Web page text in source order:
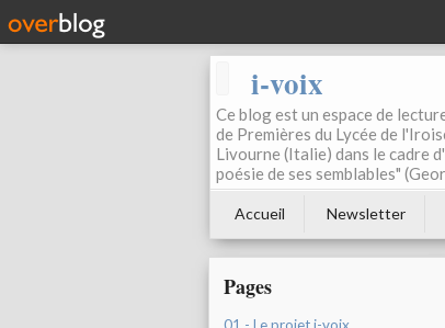
i-voix
Ce blog est un espace de
de Premières du Lycée de
Livourne (Italie) dans le cadre
poésie de ses semblables"
Accueil Newsletter
Pages